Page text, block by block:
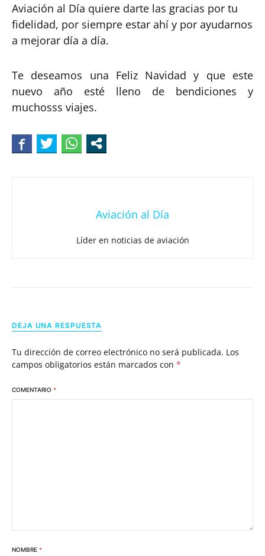
Aviación al Día quiere darte las gracias por tu
fidelidad, por siempre estar ahí y por ayudarnos
a mejorar día a día.
Te deseamos una Feliz Navidad y que este
nuevo año esté lleno de bendiciones y
muchosss viajes.
Aviación al Día
Líder en noticias de aviación
DEJA UNA RESPUESTA
Tu dirección de correo electrónico no será publicada. Los
campos obligatorios están marcados con *
COMENTARIO *
NOMBRE *